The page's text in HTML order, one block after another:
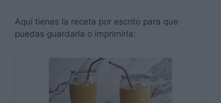
Aquí tienes la receta por escrito para que
puedas guardarla o imprimirla: